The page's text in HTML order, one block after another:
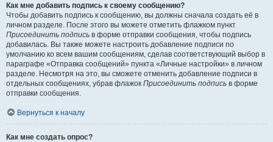
Как мне добавить подпись к своему сообщению?
Чтобы добавить подпись к сообщению, вы должны сначала создать её в
личном разделе. После этого вы можете отметить флажком пункт
Присоединить подпись в форме отправки сообщения, чтобы подпись
добавилась. Вы также можете настроить добавление подписи по
умолчанию ко всем вашим сообщениям, сделав соответствующий выбор в
параграфе «Отправка сообщений» пункта «Личные настройки» в личном
разделе. Несмотря на это, вы сможете отменить добавление подписи в
отдельных сообщениях, убрав флажок Присоединить подпись в форме
отправки сообщения.
Вернуться к началу
Как мне создать опрос?